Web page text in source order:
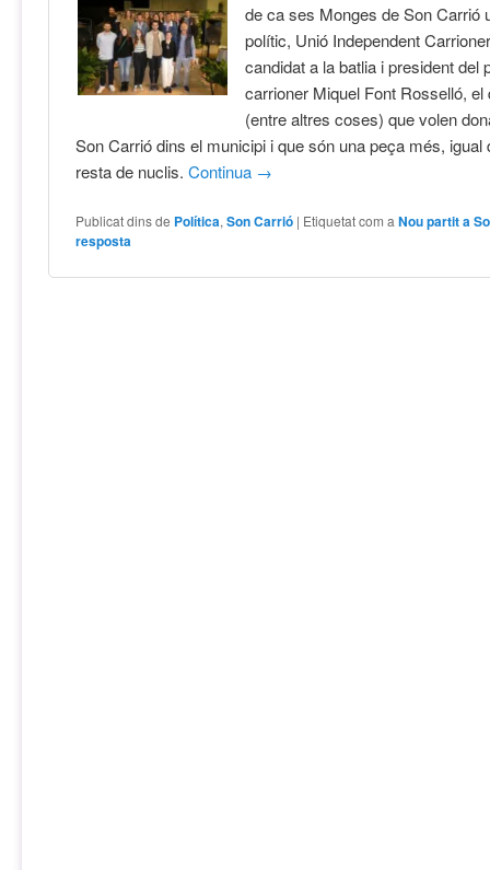
de ca ses Monges de Son Carrió
polític, Unió Independent
candidat a la batlia i president del
carrioner Miquel Font Rosselló, el
(entre altres coses) que volen
Son Carrió dins el municipi i que són una peça més, igual
resta de nuclis.Continua →
Publicat dins de Política,Son Carrió | Etiquetat com a Nou partit a
resposta